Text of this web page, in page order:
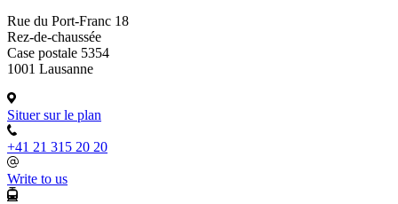
Rue du Port-Franc 18
Rez-de-chaussée
Case postale 5354
1001 Lausanne
Situer sur le plan
+41 21 315 20 20
Write to us